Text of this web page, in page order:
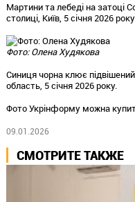
Мартини та лебеді на затоці
столиці, Київ, 5 січня 2026
Фото: Олена Худякова
Синиця чорна клює
область, 5 січня 2026 року.
Фото Укрінформу можна
09.01.2026
СМОТРИТЕ ТАКЖЕ